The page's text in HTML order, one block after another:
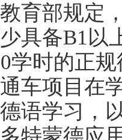
部规定，
具备B1以
学时的正
车项目在
语学习，